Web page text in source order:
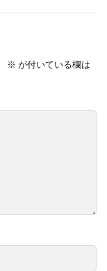
※ が付いている欄は